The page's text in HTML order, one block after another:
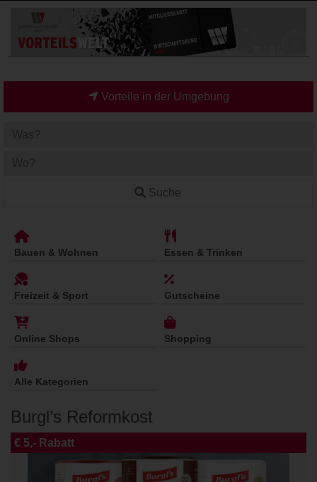
Vorteile in der Umgebung
Suche
Bauen & Wohnen Essen & Trinken
Freizeit & Sport Gutscheine
Online Shops Shopping
Alle Kategorien
Burgl’s Reformkost
€ 5,- Rabatt